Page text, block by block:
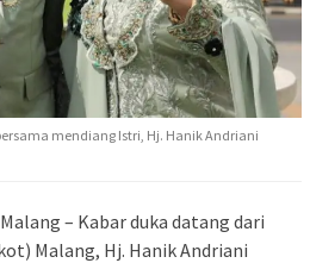
mendiang Istri, Hj. Hanik Andriani
– Kabar duka datang dari
Malang, Hj. Hanik Andriani